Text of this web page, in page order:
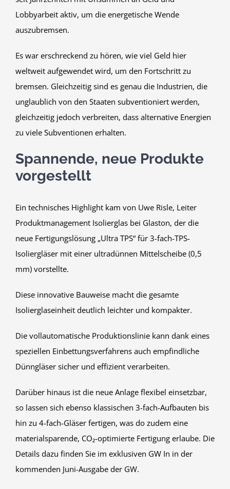
Lobbyarbeit aktiv, um die energetische Wende
auszubremsen.
Es war erschreckend zu hören, wie viel Geld hier
weltweit aufgewendet wird, um den Fortschritt zu
bremsen. Gleichzeitig sind es genau die Industrien, die
unglaublich von den Staaten subventioniert werden,
gleichzeitig jedoch verbreiten, dass alternative Energien
zu viele Subventionen erhalten.
Spannende, neue Produkte
vorgestellt
Ein technisches Highlight kam von Uwe Risle, Leiter
Produktmanagement Isolierglas bei Glaston, der die
neue Fertigungslösung „Ultra TPS“ für 3-fach-TPS-
Isoliergläser mit einer ultradünnen Mittelscheibe (0,5
mm) vorstellte.
Diese innovative Bauweise macht die gesamte
Isolierglaseinheit deutlich leichter und kompakter.
Die vollautomatische Produktionslinie kann dank eines
speziellen Einbettungsverfahrens auch empfindliche
Dünngläser sicher und effizient verarbeiten.
Darüber hinaus ist die neue Anlage flexibel einsetzbar,
so lassen sich ebenso klassischen 3-fach-Aufbauten bis
hin zu 4-fach-Gläser fertigen, was do zudem eine
materialsparende, CO₂-optimierte Fertigung erlaube. Die
Details dazu finden Sie im exklusiven GW In in der
kommenden Juni-Ausgabe der GW.